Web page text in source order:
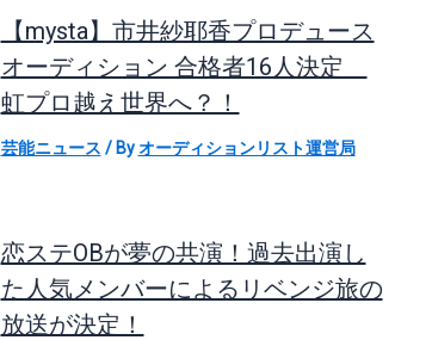
【mysta】市井紗耶香プロデュース
オーディション 合格者16人決定
虹プロ越え世界へ？！
芸能ニュース / Byオーディションリスト運営局
恋ステOBが夢の共演！過去出演し
た人気メンバーによるリベンジ旅の
放送が決定！